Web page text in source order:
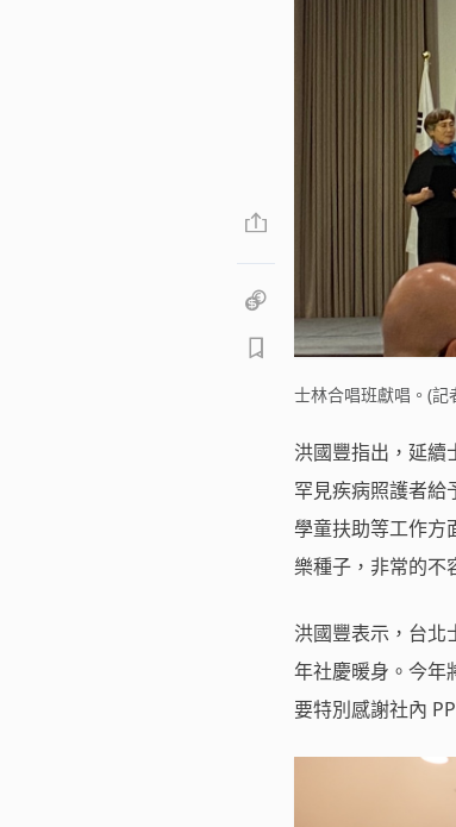
士林合唱班獻唱。(記
洪國豐指出，延續
罕見疾病照護者給
學童扶助等工作方
樂種子，非常的不
洪國豐表示，台北
年社慶暖身。今年
要特別感謝社內